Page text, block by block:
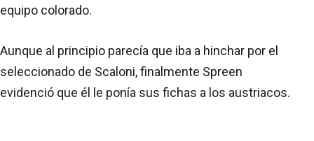
equipo colorado.
Aunque al principio parecía que iba a hinchar por el
seleccionado de Scaloni, finalmente Spreen
evidenció que él le ponía sus fichas a los austriacos.